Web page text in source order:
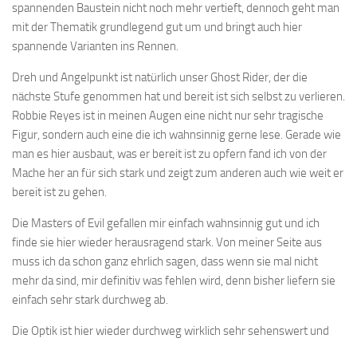
spannenden Baustein nicht noch mehr vertieft, dennoch geht man
mit der Thematik grundlegend gut um und bringt auch hier
spannende Varianten ins Rennen.
Dreh und Angelpunkt ist natürlich unser Ghost Rider, der die
nächste Stufe genommen hat und bereit ist sich selbst zu verlieren.
Robbie Reyes ist in meinen Augen eine nicht nur sehr tragische
Figur, sondern auch eine die ich wahnsinnig gerne lese. Gerade wie
man es hier ausbaut, was er bereit ist zu opfern fand ich von der
Mache her an für sich stark und zeigt zum anderen auch wie weit er
bereit ist zu gehen.
Die Masters of Evil gefallen mir einfach wahnsinnig gut und ich
finde sie hier wieder herausragend stark. Von meiner Seite aus
muss ich da schon ganz ehrlich sagen, dass wenn sie mal nicht
mehr da sind, mir definitiv was fehlen wird, denn bisher liefern sie
einfach sehr stark durchweg ab.
Die Optik ist hier wieder durchweg wirklich sehr sehenswert und